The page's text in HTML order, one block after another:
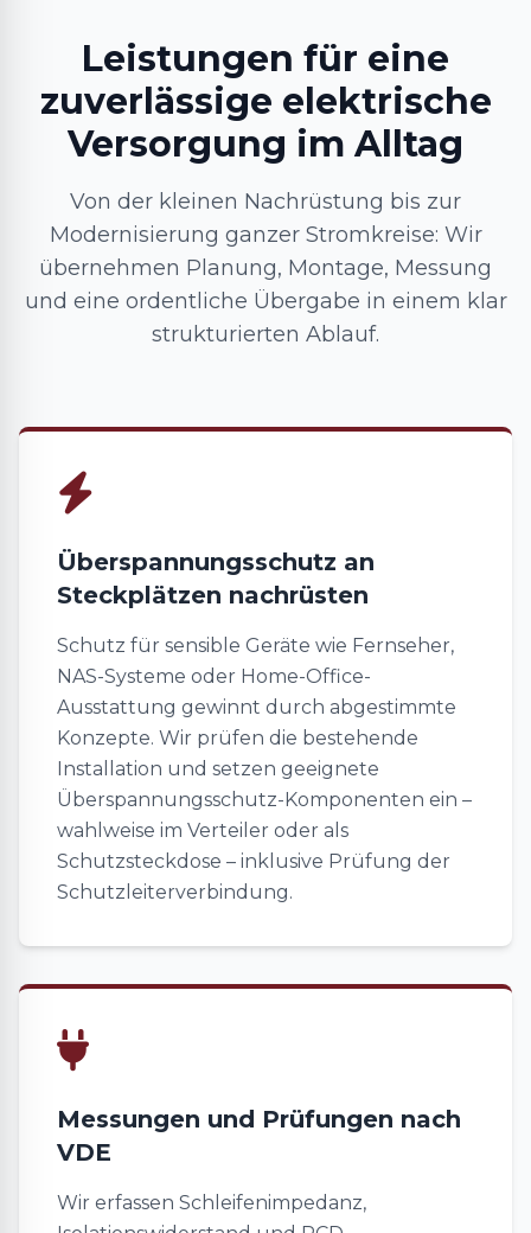
Leistungen für eine
zuverlässige elektrische
Versorgung im Alltag
Von der kleinen Nachrüstung bis zur
Modernisierung ganzer Stromkreise: Wir
übernehmen Planung, Montage, Messung
und eine ordentliche Übergabe in einem klar
strukturierten Ablauf.
Überspannungsschutz an
Steckplätzen nachrüsten
Schutz für sensible Geräte wie Fernseher,
NAS-Systeme oder Home-Office-
Ausstattung gewinnt durch abgestimmte
Konzepte. Wir prüfen die bestehende
Installation und setzen geeignete
Überspannungsschutz-Komponenten ein –
wahlweise im Verteiler oder als
Schutzsteckdose – inklusive Prüfung der
Schutzleiterverbindung.
Messungen und Prüfungen nach
VDE
Wir erfassen Schleifenimpedanz,